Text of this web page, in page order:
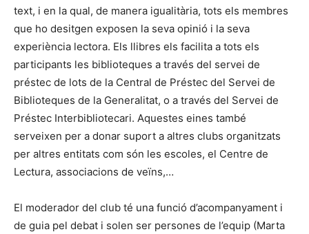
text, i en la qual, de manera igualitària, tots els membres
que ho desitgen exposen la seva opinió i la seva
experiència lectora. Els llibres els facilita a tots els
participants les biblioteques a través del servei de
préstec de lots de la Central de Préstec del Servei de
Biblioteques de la Generalitat, o a través del Servei de
Préstec Interbibliotecari. Aquestes eines també
serveixen per a donar suport a altres clubs organitzats
per altres entitats com són les escoles, el Centre de
Lectura, associacions de veïns,…
El moderador del club té una funció d’acompanyament i
de guia pel debat i solen ser persones de l’equip (Marta